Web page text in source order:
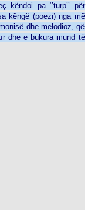
pa ‘’turp’’ për
këngë (poezi) nga më
dhe melodioz, që
dhe e bukura mund të